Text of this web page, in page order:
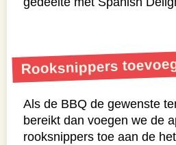
Rooksnippers
Als de BBQ de gewenste
bereikt dan voegen we de
rooksnippers toe aan de